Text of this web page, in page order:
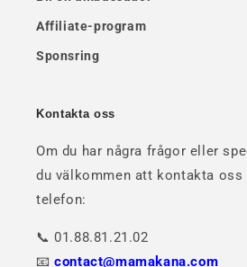
Affiliate-program
Sponsring
Kontakta oss
Om du har några frågor eller
du välkommen att kontakta oss
telefon:
📞 01.88.81.21.02
📧contact@mamakana.com